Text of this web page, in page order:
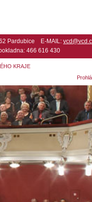
Pardubice E-MAIL:
466 616 430
KRAJE